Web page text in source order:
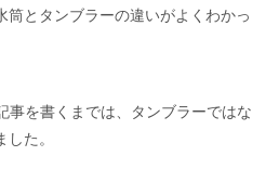
筒とタンブラーの違いがよくわかっ
事を書くまでは、タンブラーではな
た。